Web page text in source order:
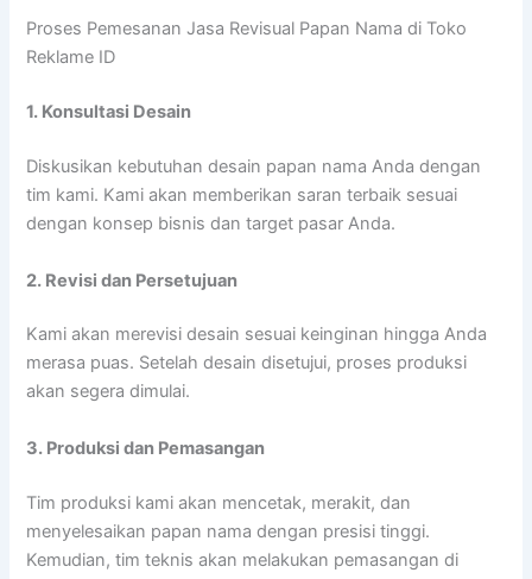
Proses Pemesanan Jasa Revisual Papan Nama di Toko
Reklame ID
1. Konsultasi Desain
Diskusikan kebutuhan desain papan nama Anda dengan
tim kami. Kami akan memberikan saran terbaik sesuai
dengan konsep bisnis dan target pasar Anda.
2. Revisi dan Persetujuan
Kami akan merevisi desain sesuai keinginan hingga Anda
merasa puas. Setelah desain disetujui, proses produksi
akan segera dimulai.
3. Produksi dan Pemasangan
Tim produksi kami akan mencetak, merakit, dan
menyelesaikan papan nama dengan presisi tinggi.
Kemudian, tim teknis akan melakukan pemasangan di